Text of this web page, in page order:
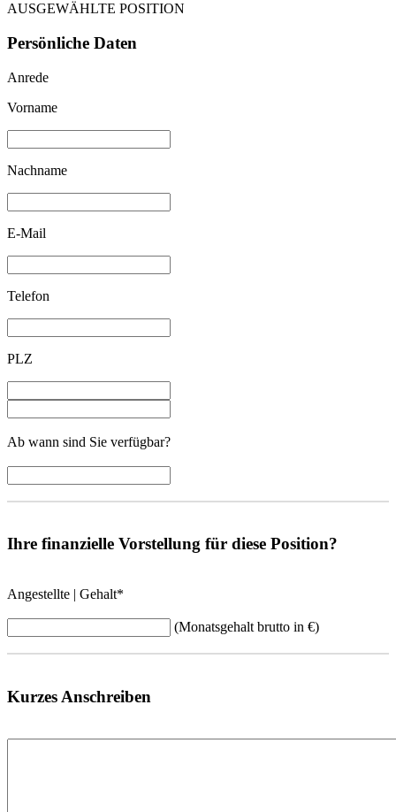
AUSGEWÄHLTE POSITION
Persönliche Daten
Anrede
Vorname
Nachname
E-Mail
Telefon
PLZ
Ab wann sind Sie verfügbar?
Ihre finanzielle Vorstellung für diese Position?
Angestellte | Gehalt*
(Monatsgehalt brutto in €)
Kurzes Anschreiben